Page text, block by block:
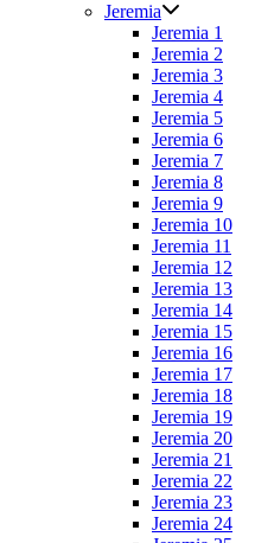
Jeremia
Jeremia 1
Jeremia 2
Jeremia 3
Jeremia 4
Jeremia 5
Jeremia 6
Jeremia 7
Jeremia 8
Jeremia 9
Jeremia 10
Jeremia 11
Jeremia 12
Jeremia 13
Jeremia 14
Jeremia 15
Jeremia 16
Jeremia 17
Jeremia 18
Jeremia 19
Jeremia 20
Jeremia 21
Jeremia 22
Jeremia 23
Jeremia 24